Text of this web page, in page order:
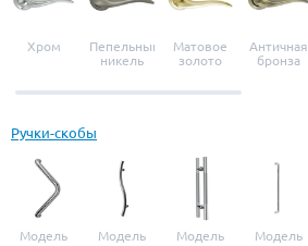
Хром
Пепельный
никель
Матовое
золото
Античная
бронза
Ручки-скобы
Модель
Модель
Модель
Модель